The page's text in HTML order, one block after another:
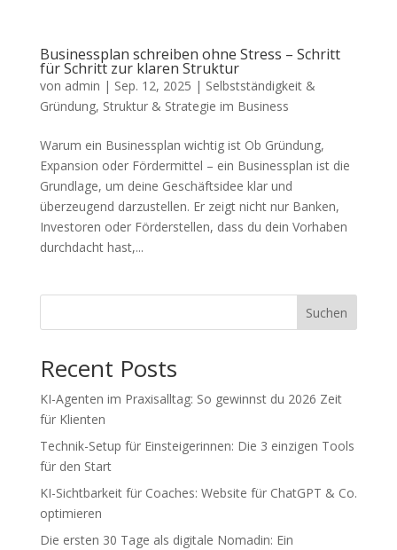
Businessplan schreiben ohne Stress – Schritt
für Schritt zur klaren Struktur
von admin | Sep. 12, 2025 | Selbstständigkeit &
Gründung, Struktur & Strategie im Business
Warum ein Businessplan wichtig ist Ob Gründung,
Expansion oder Fördermittel – ein Businessplan ist die
Grundlage, um deine Geschäftsidee klar und
überzeugend darzustellen. Er zeigt nicht nur Banken,
Investoren oder Förderstellen, dass du dein Vorhaben
durchdacht hast,...
Suchen
Recent Posts
KI-Agenten im Praxisalltag: So gewinnst du 2026 Zeit
für Klienten
Technik-Setup für Einsteigerinnen: Die 3 einzigen Tools
für den Start
KI-Sichtbarkeit für Coaches: Website für ChatGPT & Co.
optimieren
Die ersten 30 Tage als digitale Nomadin: Ein